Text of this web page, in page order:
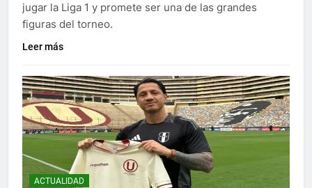
jugar la Liga 1 y promete ser una de las grandes
figuras del torneo.
Leer más
ACTUALIDAD